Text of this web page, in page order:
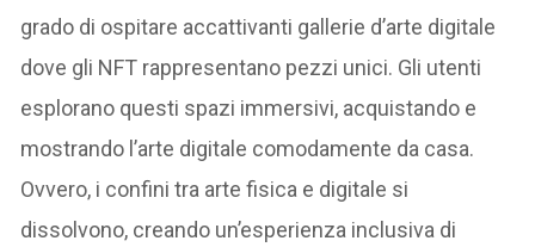
grado di ospitare accattivanti gallerie d’arte digitale
dove gli NFT rappresentano pezzi unici. Gli utenti
esplorano questi spazi immersivi, acquistando e
mostrando l’arte digitale comodamente da casa.
Ovvero, i confini tra arte fisica e digitale si
dissolvono, creando un’esperienza inclusiva di